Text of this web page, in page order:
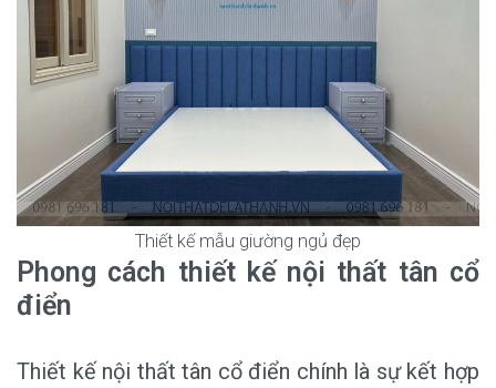
Thiết kế mẫu giường ngủ đẹp
Phong cách thiết kế nội thất tân cổ
điển
Thiết kế nội thất tân cổ điển chính là sự kết hợp